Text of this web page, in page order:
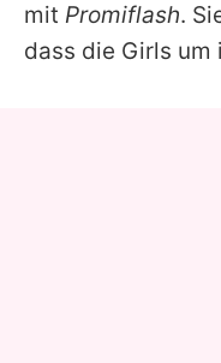
mit Promiflash.
dass die Girls um